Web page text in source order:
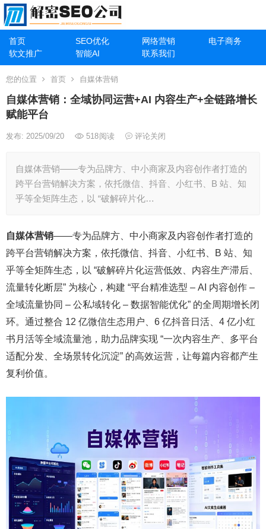
首页 SEO优化 网络营销
电子商务
软文推广
智能AI 联系我们
您的位置 首页 自媒体营销
自媒体营销：全域协同运营+AI 内容生产+全链路增长
赋能平台
发布: 2025/09/20 518阅读 评论关闭
自媒体营销——专为品牌方、中小商家及内容创作者打造的
跨平台营销解决方案，依托微信、抖音、小红书、B 站、知
乎等全矩阵生态，以 “破解碎片化…
自媒体营销——专为品牌方、中小商家及内容创作者打造的
跨平台营销解决方案，依托微信、抖音、小红书、B 站、知
乎等全矩阵生态，以 “破解碎片化运营低效、内容生产滞后、
流量转化断层” 为核心，构建 “平台精准选型 – AI 内容创作 –
全域流量协同 – 公私域转化 – 数据智能优化” 的全周期增长闭
环。通过整合 12 亿微信生态用户、6 亿抖音日活、4 亿小红
书月活等全域流量池，助力品牌实现 “一次内容生产、多平台
适配分发、全场景转化沉淀” 的高效运营，让每篇内容都产生
复利价值。​